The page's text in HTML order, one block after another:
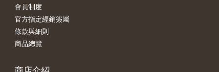
會員制度
官方指定經銷簽屬
條款與細則
商品總覽